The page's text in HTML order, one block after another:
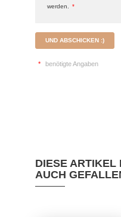
werden. *
UND ABSCHICKEN :)
* benötigte Angaben
DIESE ARTIKEL
AUCH